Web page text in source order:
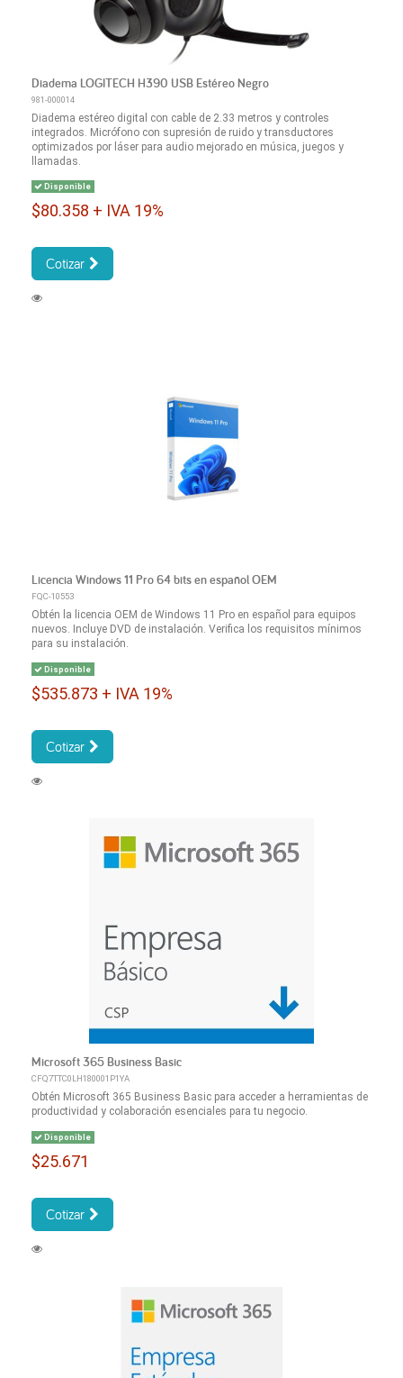
Diadema LOGITECH H390 USB Estéreo Negro
981-000014
Diadema estéreo digital con cable de 2.33 metros y controles
integrados. Micrófono con supresión de ruido y transductores
optimizados por láser para audio mejorado en música, juegos y
llamadas.
Disponible
$80.358 + IVA 19%
Cotizar
Licencia Windows 11 Pro 64 bits en español OEM
FQC-10553
Obtén la licencia OEM de Windows 11 Pro en español para equipos
nuevos. Incluye DVD de instalación. Verifica los requisitos mínimos
para su instalación.
Disponible
$535.873 + IVA 19%
Cotizar
Microsoft 365 Business Basic
CFQ7TTC0LH180001P1YA
Obtén Microsoft 365 Business Basic para acceder a herramientas de
productividad y colaboración esenciales para tu negocio.
Disponible
$25.671
Cotizar